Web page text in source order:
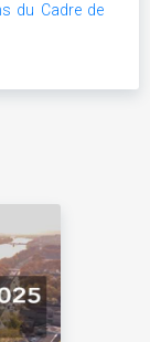
du Cadre de